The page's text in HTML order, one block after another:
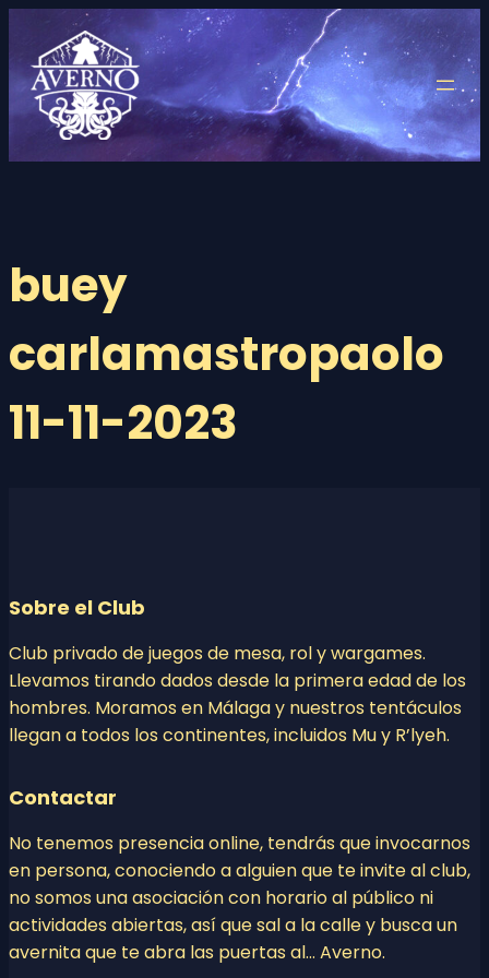
contenido
buey
carlamastropaolo
11-11-2023
Sobre el Club
Club privado de juegos de mesa, rol y wargames.
Llevamos tirando dados desde la primera edad de los
hombres. Moramos en Málaga y nuestros tentáculos
llegan a todos los continentes, incluidos Mu y R’lyeh.
Contactar
No tenemos presencia online, tendrás que invocarnos
en persona, conociendo a alguien que te invite al club,
no somos una asociación con horario al público ni
actividades abiertas, así que sal a la calle y busca un
avernita que te abra las puertas al… Averno.